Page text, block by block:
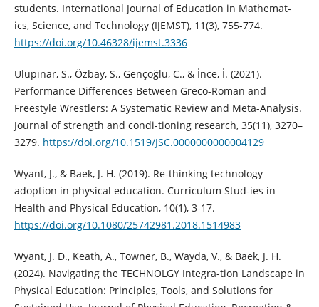
students. International Journal of Education in Mathemat-
ics, Science, and Technology (IJEMST), 11(3), 755-774.
https://doi.org/10.46328/ijemst.3336
Ulupınar, S., Özbay, S., Gençoğlu, C., & İnce, İ. (2021).
Performance Differences Between Greco-Roman and
Freestyle Wrestlers: A Systematic Review and Meta-Analysis.
Journal of strength and condi-tioning research, 35(11), 3270–
3279. https://doi.org/10.1519/JSC.0000000000004129
Wyant, J., & Baek, J. H. (2019). Re-thinking technology
adoption in physical education. Curriculum Stud-ies in
Health and Physical Education, 10(1), 3-17.
https://doi.org/10.1080/25742981.2018.1514983
Wyant, J. D., Keath, A., Towner, B., Wayda, V., & Baek, J. H.
(2024). Navigating the TECHNOLGY Integra-tion Landscape in
Physical Education: Principles, Tools, and Solutions for